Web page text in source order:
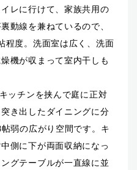
レに行けて、家族共用の
動線を兼ねているので、
程度。洗面室は広く、洗面
機が収まって室内干しも
ッチンを挟んで庭に正対
き出したダイニングに分
弱の広がり空間です。キ
側に下が両面収納になっ
グテーブルが一直線に並